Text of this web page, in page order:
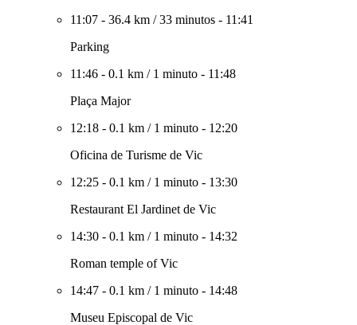
11:07 - 36.4 km /33 minutos - 11:41
Parking
11:46 - 0.1 km / 1 minuto - 11:48
Plaça Major
12:18 - 0.1 km / 1 minuto - 12:20
Oficina de Turisme de Vic
12:25 - 0.1 km / 1 minuto - 13:30
Restaurant El Jardinet de Vic
14:30 - 0.1 km / 1 minuto - 14:32
Roman temple of Vic
14:47 - 0.1 km / 1 minuto - 14:48
Museu Episcopal de Vic